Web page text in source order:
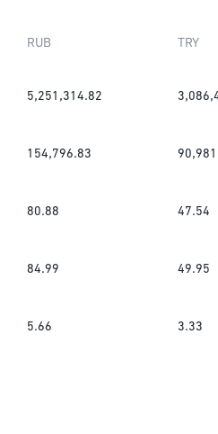
RUB TRY
5,251,314.82
154,796.83
80.88 47.54
84.99 49.95
5.66 3.33